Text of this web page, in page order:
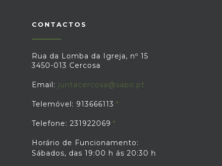
CONTACTOS
Rua da Lomba da Igreja, nº 15
3450-013 Cercosa
Email: juntacercosa@sapo.pt
Telemóvel: 913666113
Telefone: 231922069
Horário de Funcionamento:
Sábados, das 19:00 h ás 20:30 h